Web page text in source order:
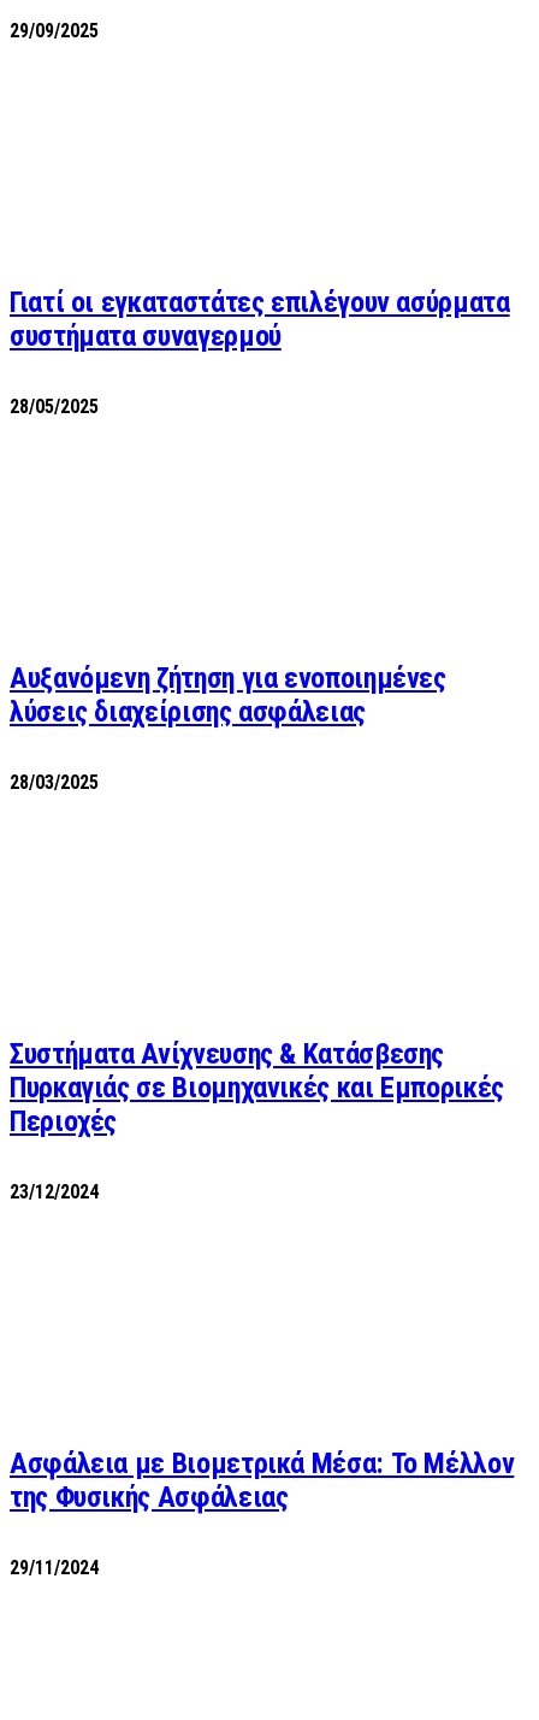
29/09/2025
Γιατί οι εγκαταστάτες επιλέγουν ασύρματα
συστήματα συναγερμού
28/05/2025
Αυξανόμενη ζήτηση για ενοποιημένες
λύσεις διαχείρισης ασφάλειας
28/03/2025
Συστήματα Ανίχνευσης & Κατάσβεσης
Πυρκαγιάς σε Βιομηχανικές και Εμπορικές
Περιοχές
23/12/2024
Ασφάλεια με Βιομετρικά Μέσα: Το Μέλλον
της Φυσικής Ασφάλειας
29/11/2024